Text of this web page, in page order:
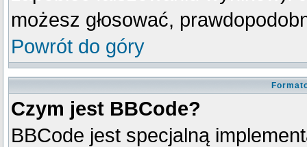
możesz głosować,
Powrót do góry
Czym jest BBCode?
BBCode jest specjalną